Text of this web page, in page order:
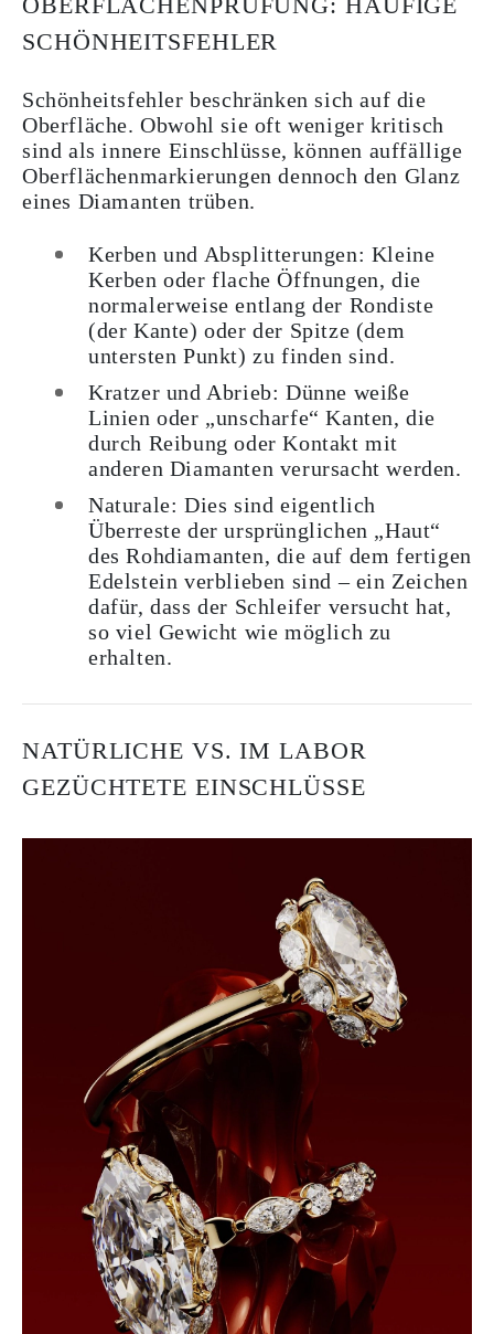
SCHÖNHEITSFEHLER
Schönheitsfehler beschränken sich auf die
Oberfläche. Obwohl sie oft weniger kritisch
sind als innere Einschlüsse, können auffällige
Oberflächenmarkierungen dennoch den Glanz
eines Diamanten trüben.
Kerben und Absplitterungen: Kleine
Kerben oder flache Öffnungen, die
normalerweise entlang der Rondiste
(der Kante) oder der Spitze (dem
untersten Punkt) zu finden sind.
Kratzer und Abrieb: Dünne weiße
Linien oder „unscharfe“ Kanten, die
durch Reibung oder Kontakt mit
anderen Diamanten verursacht werden.
Naturale: Dies sind eigentlich
Überreste der ursprünglichen „Haut“
des Rohdiamanten, die auf dem fertigen
Edelstein verblieben sind – ein Zeichen
dafür, dass der Schleifer versucht hat,
so viel Gewicht wie möglich zu
erhalten.
NATÜRLICHE VS. IM LABOR
GEZÜCHTETE EINSCHLÜSSE